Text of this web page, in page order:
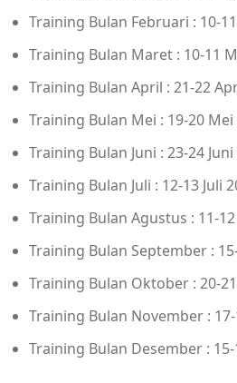
Training Bulan Februari : 10-
Training Bulan Maret : 10-11
Training Bulan April : 21-22
Training Bulan Mei : 19-20 Mei
Training Bulan Juni : 23-24
Training Bulan Juli : 12-13 Juli
Training Bulan Agustus : 11-
Training Bulan September :
Training Bulan Oktober : 20-
Training Bulan November :
Training Bulan Desember :